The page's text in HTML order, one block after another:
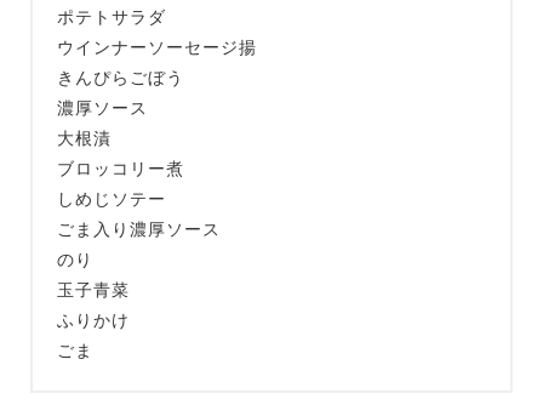
ポテトサラダ
ウインナーソーセージ揚
きんぴらごぼう
濃厚ソース
大根漬
ブロッコリー煮
しめじソテー
ごま入り濃厚ソース
のり
玉子青菜
ふりかけ
ごま